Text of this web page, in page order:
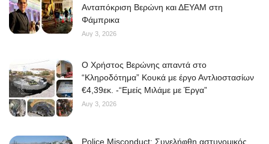
Ανταπόκριση Βερώνη και ΔΕΥΑΜ στη
Φάμπρικα
Αυγ 3, 2026
O Χρήστος Βερώνης απαντά στο
“Κληροδότημα” Κουκά με έργο Αντλιοστασίων
€4,39εκ. -“Εμείς Μιλάμε με Έργα”
Αυγ 3, 2026
Police Misconduct: Συνελήφθη αστυνομικός